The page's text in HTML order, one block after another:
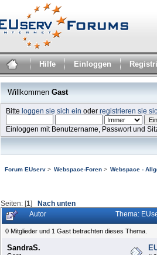
Hilfe Einloggen
Willkommen Gast
Bitteloggen sie sich ein oderregistrieren sie
Einloggen mit Benutzername, Passwort und
Forum EUserv> Webspace-Foren> Webspace -
Seiten: [1] Nach unten
Autor Thema:
0 Mitglieder und 1 Gast betrachten dieses Thema.
SandraS.